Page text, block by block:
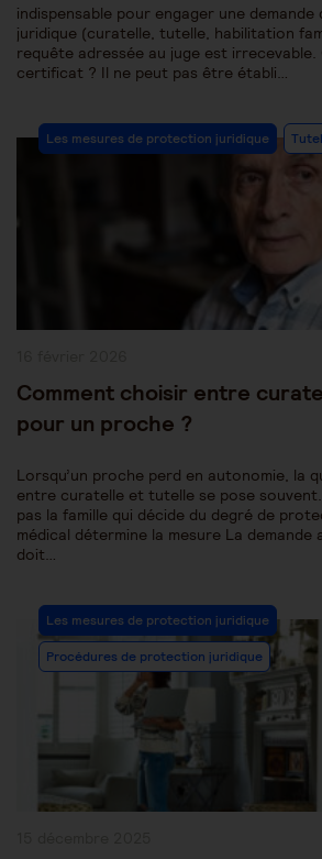
indispensable pour engager une
juridique (curatelle, tutelle, habilitation
requête adressée au juge est
certificat ? Il ne peut pas être établi…
Post
Category:
Les mesures de protection juridique
Comment choisir entre
pour un proche ?
Lorsqu’un proche perd en autonomie, la
entre curatelle et tutelle se pose
pas la famille qui décide du degré de
médical détermine la mesure La demande
doit…
Post
Category:
Les mesures de protection juridique
Procédures de protection juridique